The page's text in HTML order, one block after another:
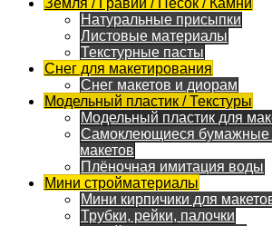
Земля / Гравий / Песок / Камни
Натуральные присыпки
Листовые материалы
Текстурные пасты
Снег для макетирования
Снег макетов и диорам
Модельный пластик / Текстуры
Модельный пластик для
Самоклеющиеся бумажные
макетов
Плёночная имитация воды
Мини стройматериалы
Мини кирпичики для
Трубки, рейки, палочки